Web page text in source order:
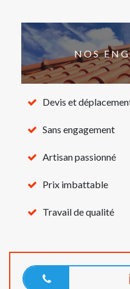
NOS
Devis et
Sans engagement
Artisan passionné
Prix imbattable
Travail de qualité